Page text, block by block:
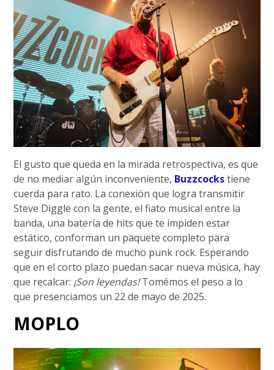
El gusto que queda en la mirada retrospectiva, es que
de no mediar algún inconveniente, Buzzcockstiene
cuerda para rato. La conexión que logra transmitir
Steve Diggle con la gente, el fiato musical entre la
banda, una batería de hits que te impiden estar
estático, conforman un paquete completo para
seguir disfrutando de mucho punk rock. Esperando
que en el corto plazo puedan sacar nueva música, hay
que recalcar: ¡Son leyendas!Tomémos el peso a lo
que presenciamos un 22 de mayo de 2025.
MOPLO